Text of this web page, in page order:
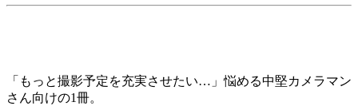
「もっと撮影予定を充実させたい…」悩める中堅カメラマン
さん向けの1冊。